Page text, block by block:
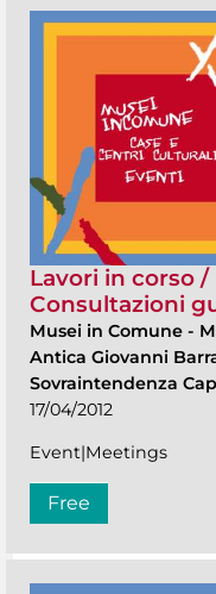
Lavori in corso
Consultazioni
Musei in Comune -
Antica Giovanni
Sovraintendenza
17/04/2012
Event|Meetings
Free